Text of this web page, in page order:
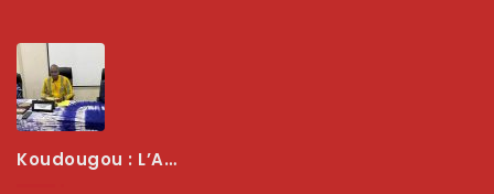
Koudougou : L’ARCEP Renforce Le Dialogue Avec Les Associations De Consommateurs Pour Mieux Protéger Les Usagers